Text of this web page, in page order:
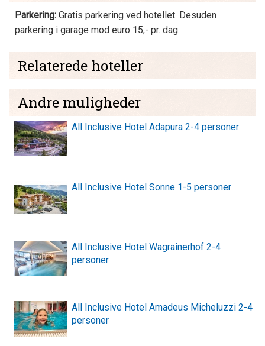
Parkering: Gratis parkering ved hotellet. Desuden
parkering i garage mod euro 15,- pr. dag.
Relaterede hoteller
Andre muligheder
All Inclusive Hotel Adapura 2-4 personer
All Inclusive Hotel Sonne 1-5 personer
All Inclusive Hotel Wagrainerhof 2-4
personer
All Inclusive Hotel Amadeus Micheluzzi 2-4
personer